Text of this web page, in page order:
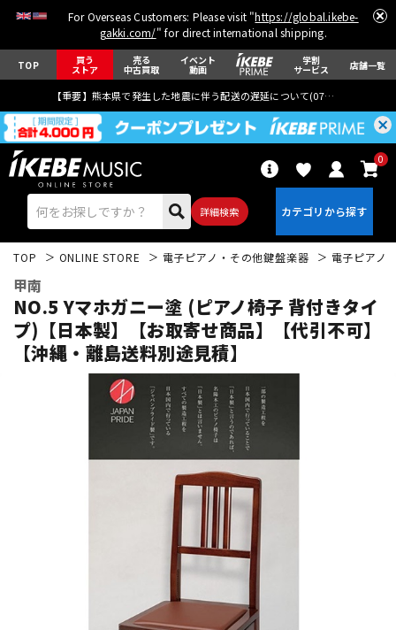
For Overseas Customers: Please visit "https://global.ikebe-
gakki.com/" for direct international shipping.
TOP 買う
ストア
売る
中古買取
イベント
動画
学割
サービス 店舗一覧
【重要】熊本県で発生した地震に伴う配送の遅延について(07月29日
詳細検索
0
エレキギター
ウクレレ
パーカッション
電子ピアノ
TOP ONLINE STORE 電子ピアノ・その他鍵盤楽器 電子ピアノ
甲南
NO.5 Yマホガニー塗 (ピアノ椅子 背付きタイ
プ)【日本製】【お取寄せ商品】【代引不可】
【沖縄・離島送料別途見積】